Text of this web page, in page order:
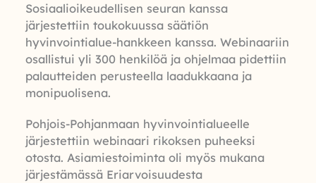
Sosiaalioikeudellisen seuran kanssa
järjestettiin toukokuussa säätiön
hyvinvointialue-hankkeen kanssa. Webinaariin
osallistui yli 300 henkilöä ja ohjelmaa pidettiin
palautteiden perusteella laadukkaana ja
monipuolisena.
Pohjois-Pohjanmaan hyvinvointialueelle
järjestettiin webinaari rikoksen puheeksi
otosta. Asiamiestoiminta oli myös mukana
järjestämässä Eriarvoisuudesta